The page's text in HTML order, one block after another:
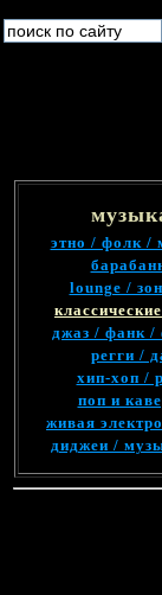
этно / фолк /
lounge /
джаз / фанк
регги /
хип-хоп /
поп и
живая
диджеи /